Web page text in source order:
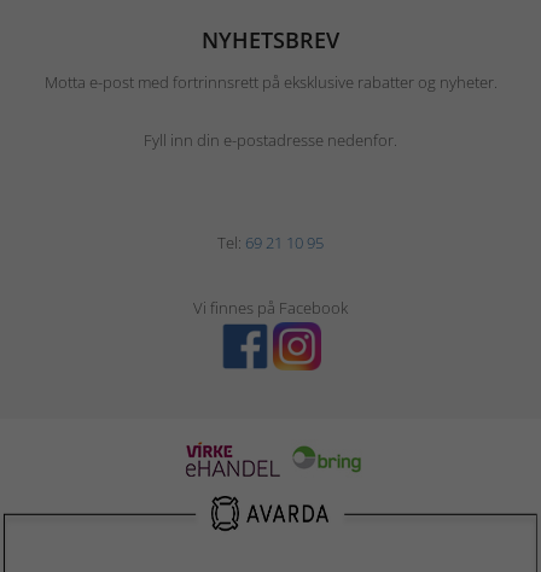
NYHETSBREV
Motta e-post med fortrinnsrett på eksklusive rabatter og nyheter.
Fyll inn din e-postadresse nedenfor.
Tel: 69 21 10 95
Vi finnes på Facebook